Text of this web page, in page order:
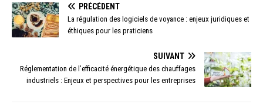
PRÉCÉDENT
La régulation des logiciels de voyance : enjeux juridiques et
éthiques pour les praticiens
SUIVANT
Réglementation de l’efficacité énergétique des chauffages
industriels : Enjeux et perspectives pour les entreprises